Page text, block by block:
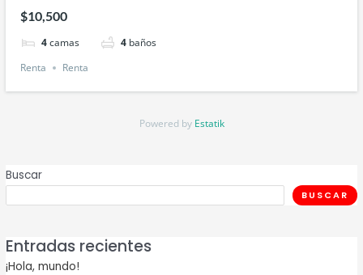
$10,500
4camas 4 baños
Renta
Renta
Powered by Estatik
Buscar
BUSCAR
Entradas recientes
¡Hola, mundo!